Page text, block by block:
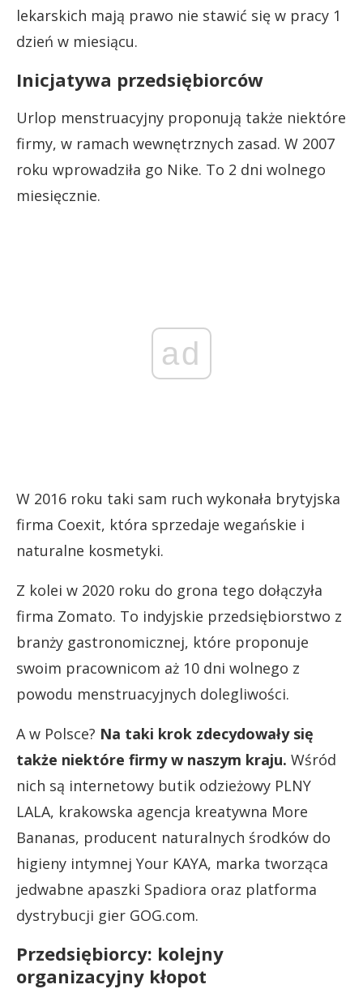
lekarskich mają prawo nie stawić się w pracy 1
dzień w miesiącu.
Inicjatywa przedsiębiorców
Urlop menstruacyjny proponują także niektóre
firmy, w ramach wewnętrznych zasad. W 2007
roku wprowadziła go Nike. To 2 dni wolnego
miesięcznie.
ad
W 2016 roku taki sam ruch wykonała brytyjska
firma Coexit, która sprzedaje wegańskie i
naturalne kosmetyki.
Z kolei w 2020 roku do grona tego dołączyła
firma Zomato. To indyjskie przedsiębiorstwo z
branży gastronomicznej, które proponuje
swoim pracownicom aż 10 dni wolnego z
powodu menstruacyjnych dolegliwości.
A w Polsce? Na taki krok zdecydowały się
także niektóre firmy w naszym kraju. Wśród
nich są internetowy butik odzieżowy PLNY
LALA, krakowska agencja kreatywna More
Bananas, producent naturalnych środków do
higieny intymnej Your KAYA, marka tworząca
jedwabne apaszki Spadiora oraz platforma
dystrybucji gier GOG.com.
Przedsiębiorcy: kolejny
organizacyjny kłopot